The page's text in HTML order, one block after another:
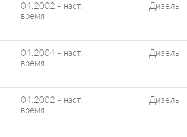
04.2002 - наст.
время
Дизель
04.2004 - наст.
время
Дизель
04.2002 - наст.
время
Дизель